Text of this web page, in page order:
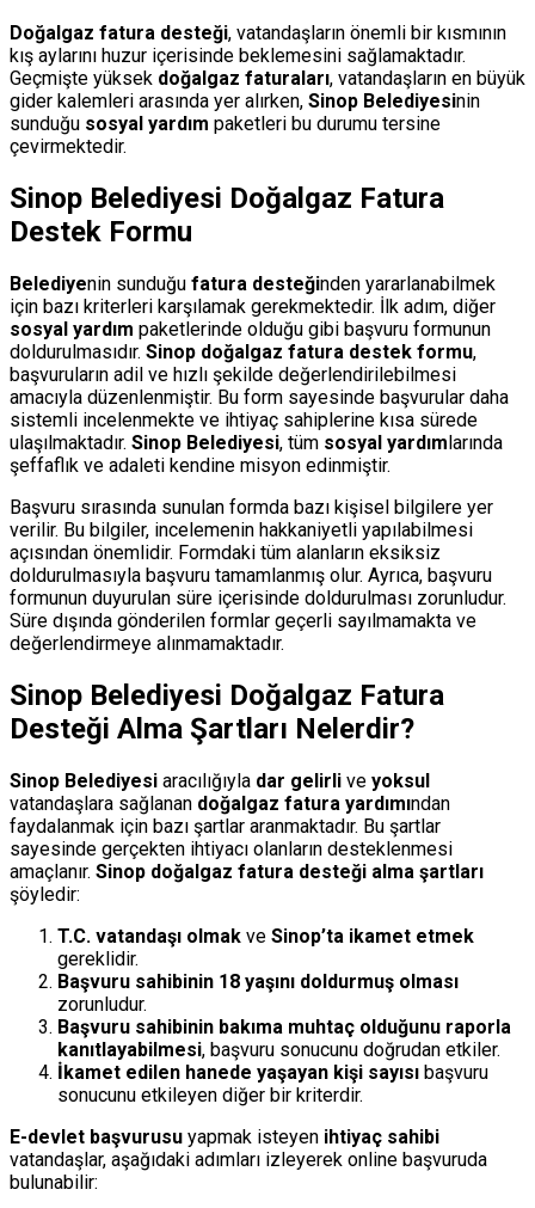
Doğalgaz fatura desteği, vatandaşların önemli bir kısmının
kış aylarını huzur içerisinde beklemesini sağlamaktadır.
Geçmişte yüksek doğalgaz faturaları, vatandaşların en büyük
gider kalemleri arasında yer alırken, Sinop Belediyesinin
sunduğu sosyal yardım paketleri bu durumu tersine
çevirmektedir.
Sinop Belediyesi Doğalgaz Fatura
Destek Formu
Belediyenin sunduğu fatura desteğinden yararlanabilmek
için bazı kriterleri karşılamak gerekmektedir. İlk adım, diğer
sosyal yardım paketlerinde olduğu gibi başvuru formunun
doldurulmasıdır. Sinop doğalgaz fatura destek formu,
başvuruların adil ve hızlı şekilde değerlendirilebilmesi
amacıyla düzenlenmiştir. Bu form sayesinde başvurular daha
sistemli incelenmekte ve ihtiyaç sahiplerine kısa sürede
ulaşılmaktadır. Sinop Belediyesi, tüm sosyal yardımlarında
şeffaflık ve adaleti kendine misyon edinmiştir.
Başvuru sırasında sunulan formda bazı kişisel bilgilere yer
verilir. Bu bilgiler, incelemenin hakkaniyetli yapılabilmesi
açısından önemlidir. Formdaki tüm alanların eksiksiz
doldurulmasıyla başvuru tamamlanmış olur. Ayrıca, başvuru
formunun duyurulan süre içerisinde doldurulması zorunludur.
Süre dışında gönderilen formlar geçerli sayılmamakta ve
değerlendirmeye alınmamaktadır.
Sinop Belediyesi Doğalgaz Fatura
Desteği Alma Şartları Nelerdir?
Sinop Belediyesi aracılığıyla dar gelirli ve yoksul
vatandaşlara sağlanan doğalgaz fatura yardımından
faydalanmak için bazı şartlar aranmaktadır. Bu şartlar
sayesinde gerçekten ihtiyacı olanların desteklenmesi
amaçlanır. Sinop doğalgaz fatura desteği alma şartları
şöyledir:
T.C. vatandaşı olmak ve Sinop’ta ikamet etmek
gereklidir.
Başvuru sahibinin 18 yaşını doldurmuş olması
zorunludur.
Başvuru sahibinin bakıma muhtaç olduğunu raporla
kanıtlayabilmesi, başvuru sonucunu doğrudan etkiler.
İkamet edilen hanede yaşayan kişi sayısı başvuru
sonucunu etkileyen diğer bir kriterdir.
E-devlet başvurusu yapmak isteyen ihtiyaç sahibi
vatandaşlar, aşağıdaki adımları izleyerek online başvuruda
bulunabilir: